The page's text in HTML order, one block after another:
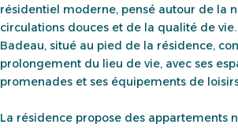
résidentiel moderne, pensé autour de la
circulations douces et de la qualité de
Badeau, situé au pied de la résidence,
prolongement du lieu de vie, avec ses
promenades et ses équipements de
La résidence propose des appartements